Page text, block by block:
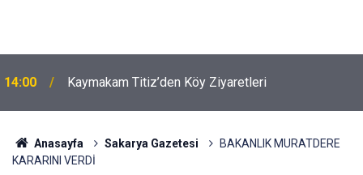
14:00 Kaymakam Titiz’den Köy Ziyaretleri
Anasayfa Sakarya Gazetesi
BAKANLIK MURATDERE
KARARINI VERDİ